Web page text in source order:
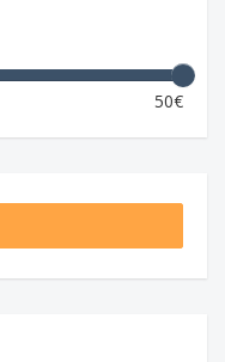
50€